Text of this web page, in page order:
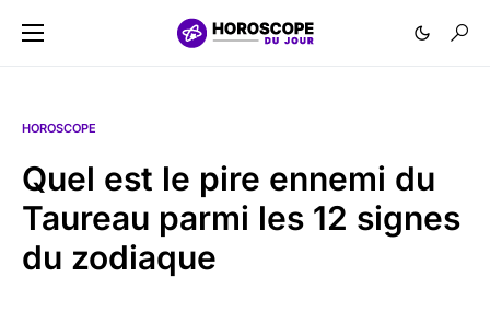
HOROSCOPE
Quel est le pire ennemi du
Taureau parmi les 12 signes
du zodiaque